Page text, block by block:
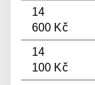
14
600 Kč
14
100 Kč